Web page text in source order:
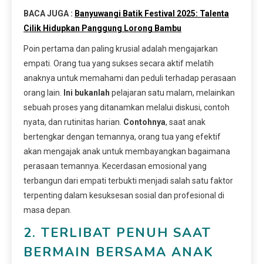
BACA JUGA : Banyuwangi Batik Festival 2025: Talenta
Cilik Hidupkan Panggung Lorong Bambu
Poin pertama dan paling krusial adalah mengajarkan
empati. Orang tua yang sukses secara aktif melatih
anaknya untuk memahami dan peduli terhadap perasaan
orang lain.
Ini bukanlah pelajaran satu malam, melainkan
sebuah proses yang ditanamkan melalui diskusi, contoh
nyata, dan rutinitas harian. Contohnya, saat anak
bertengkar dengan temannya, orang tua yang efektif
akan mengajak anak untuk membayangkan bagaimana
perasaan temannya. Kecerdasan emosional yang
terbangun dari empati terbukti menjadi salah satu faktor
terpenting dalam kesuksesan sosial dan profesional di
masa depan.
2. TERLIBAT PENUH SAAT
BERMAIN BERSAMA ANAK